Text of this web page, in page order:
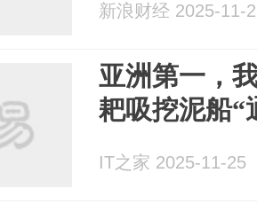
新浪财经 2025-11-
亚洲第一，
耙吸挖泥船“
IT之家 2025-11-25